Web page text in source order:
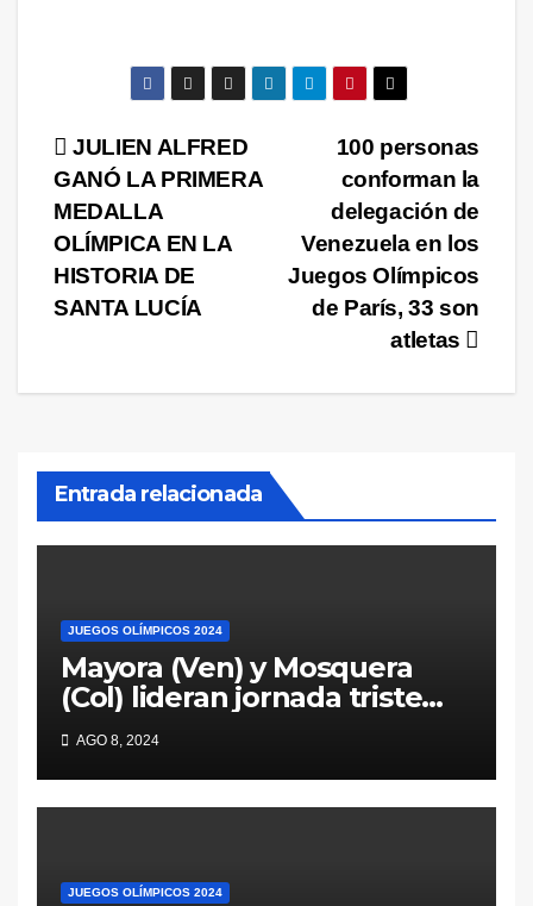
Navegación
de
entradas
100 personas
conforman la
delegación de
Venezuela en los
Juegos Olímpicos
de París, 33 son
atletas
JULIEN ALFRED
GANÓ LA PRIMERA
MEDALLA
OLÍMPICA EN LA
HISTORIA DE
SANTA LUCÍA
Entrada relacionada
JUEGOS OLÍMPICOS 2024
Mayora (Ven) y Mosquera
(Col) lideran jornada triste
para los pesistas latinos en
París
AGO 8, 2024
JUEGOS OLÍMPICOS 2024